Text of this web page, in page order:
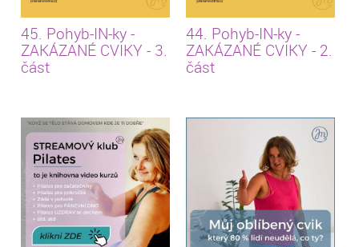
45. Pohyb-IN-ky -
ZAKÁZANÉ CVIKY - 3.
část
44. Pohyb-IN-ky -
ZAKÁZANÉ CVIKY - 2.
část